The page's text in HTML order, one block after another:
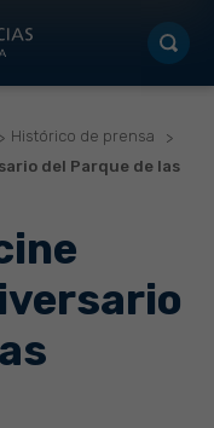
Histórico de prensa
del Parque de las